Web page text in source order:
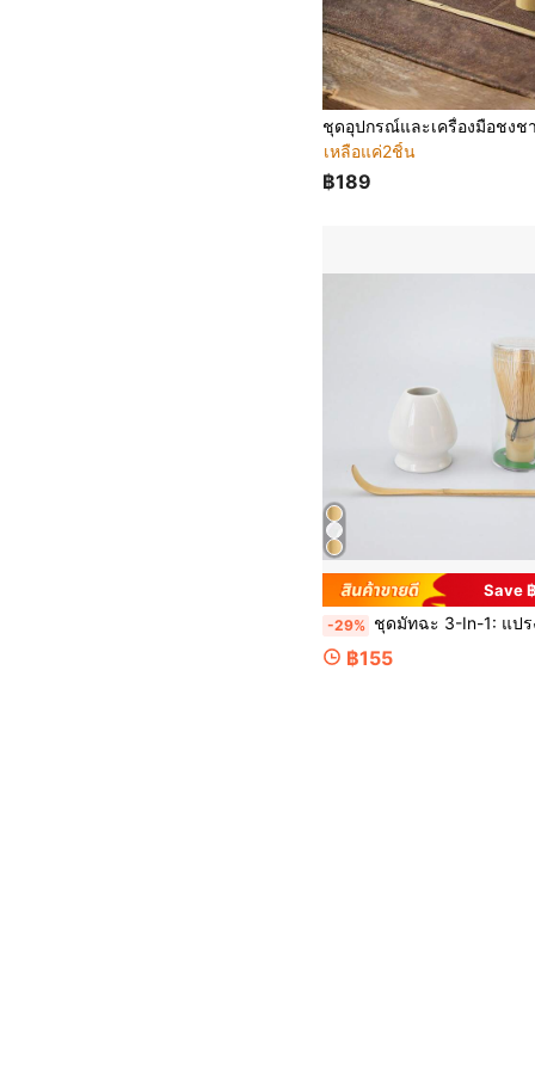
เหลือแค่2ชิ้น
฿189
Save
-29% ชุดมัทฉะ 3-In-1: แปรงไม้ไผ่, ช้อนชา, ถ้วยชาเซรามิก, อุปกรณ์ชงชาแบบดั้งเดิม, เครื่องมือและอุปกรณ์ชงชาที่บ้า
฿155